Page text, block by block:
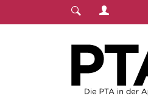
Login Menu